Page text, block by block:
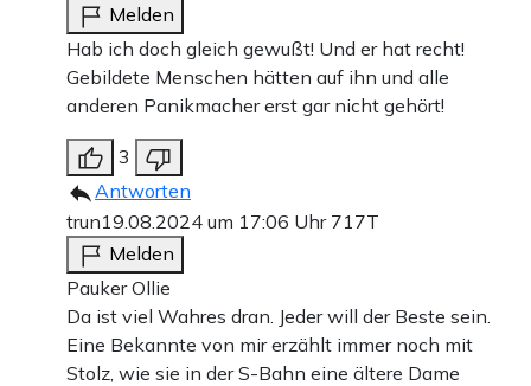
Melden
Hab ich doch gleich gewußt! Und er hat recht!
Gebildete Menschen hätten auf ihn und alle
anderen Panikmacher erst gar nicht gehört!
3
Antworten
trun19.08.2024 um 17:06 Uhr 717T
Melden
Pauker Ollie
Da ist viel Wahres dran. Jeder will der Beste sein.
Eine Bekannte von mir erzählt immer noch mit
Stolz, wie sie in der S-Bahn eine ältere Dame